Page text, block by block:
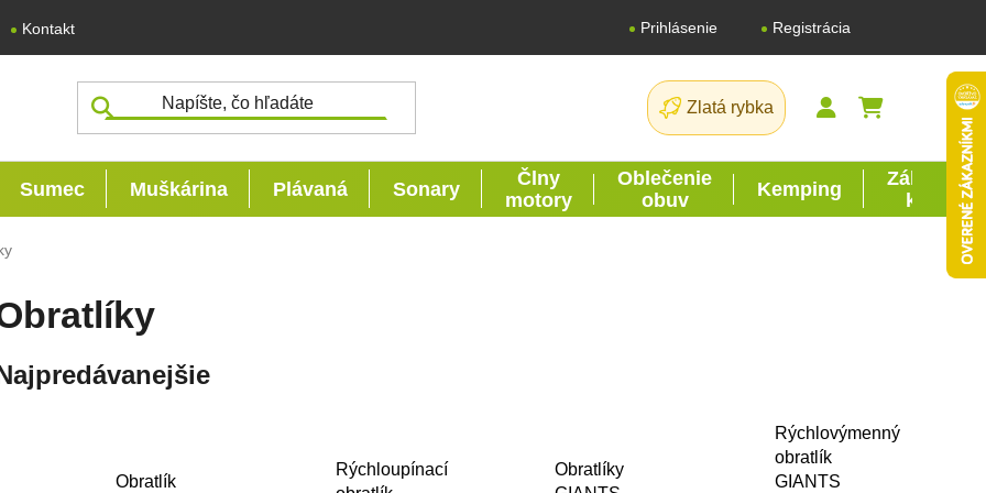
Kontakt Prihlásenie Registrácia
Zlatá rybka
NÁKUPNÝ
Sumec Muškárina Plávaná Sonary
Člny
motory
Oblečenie
obuv
Kemping
Záhrada
kutil
Obratlík
Rýchloupínací
Obratlíky
Rýchlovýmenný
obratlík
GIANTS